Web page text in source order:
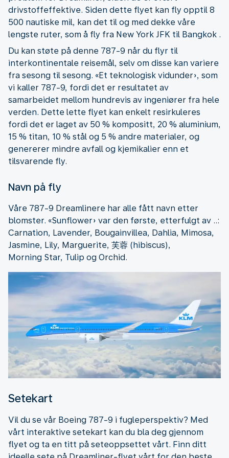
drivstoffeffektive. Siden dette flyet kan fly opptil 8
500 nautiske mil, kan det til og med dekke våre
lengste ruter, som å fly fra New York JFK til Bangkok .
Du kan støte på denne 787-9 når du flyr til
interkontinentale reisemål, selv om disse kan variere
fra sesong til sesong. «Et teknologisk vidunder», som
vi kaller 787-9, fordi det er resultatet av
samarbeidet mellom hundrevis av ingeniører fra hele
verden. Dette lette flyet kan enkelt resirkuleres
fordi det er laget av 50 % kompositt, 20 % aluminium,
15 % titan, 10 % stål og 5 % andre materialer, og
genererer mindre avfall og kjemikalier enn et
tilsvarende fly.
Navn på fly
Våre 787-9 Dreamlinere har alle fått navn etter
blomster. «Sunflower» var den første, etterfulgt av ..:
Carnation, Lavender, Bougainvillea, Dahlia, Mimosa,
Jasmine, Lily, Marguerite, 芙蓉 (hibiscus),
Morning Star, Tulip og Orchid.
Setekart
Vil du se vår Boeing 787-9 i fugleperspektiv? Med
vårt interaktive setekart kan du bla deg gjennom
flyet og ta en titt på seteoppsettet vårt. Finn ditt